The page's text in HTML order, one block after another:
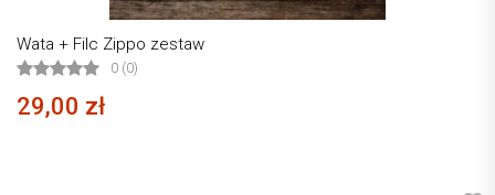
Wata + Filc Zippo zestaw
0 (0)
29,00 zł